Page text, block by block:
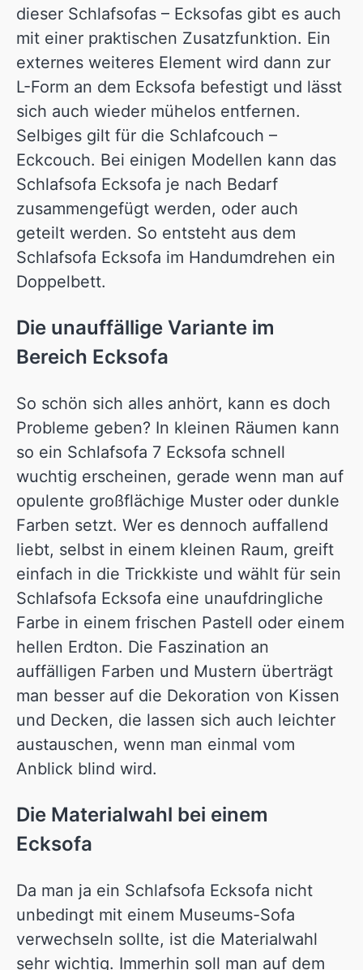
dieser Schlafsofas – Ecksofas gibt es auch
mit einer praktischen Zusatzfunktion. Ein
externes weiteres Element wird dann zur
L-Form an dem Ecksofa befestigt und lässt
sich auch wieder mühelos entfernen.
Selbiges gilt für die Schlafcouch –
Eckcouch. Bei einigen Modellen kann das
Schlafsofa Ecksofa je nach Bedarf
zusammengefügt werden, oder auch
geteilt werden. So entsteht aus dem
Schlafsofa Ecksofa im Handumdrehen ein
Doppelbett.
Die unauffällige Variante im
Bereich Ecksofa
So schön sich alles anhört, kann es doch
Probleme geben? In kleinen Räumen kann
so ein Schlafsofa 7 Ecksofa schnell
wuchtig erscheinen, gerade wenn man auf
opulente großflächige Muster oder dunkle
Farben setzt. Wer es dennoch auffallend
liebt, selbst in einem kleinen Raum, greift
einfach in die Trickkiste und wählt für sein
Schlafsofa Ecksofa eine unaufdringliche
Farbe in einem frischen Pastell oder einem
hellen Erdton. Die Faszination an
auffälligen Farben und Mustern überträgt
man besser auf die Dekoration von Kissen
und Decken, die lassen sich auch leichter
austauschen, wenn man einmal vom
Anblick blind wird.
Die Materialwahl bei einem
Ecksofa
Da man ja ein Schlafsofa Ecksofa nicht
unbedingt mit einem Museums-Sofa
verwechseln sollte, ist die Materialwahl
sehr wichtig. Immerhin soll man auf dem